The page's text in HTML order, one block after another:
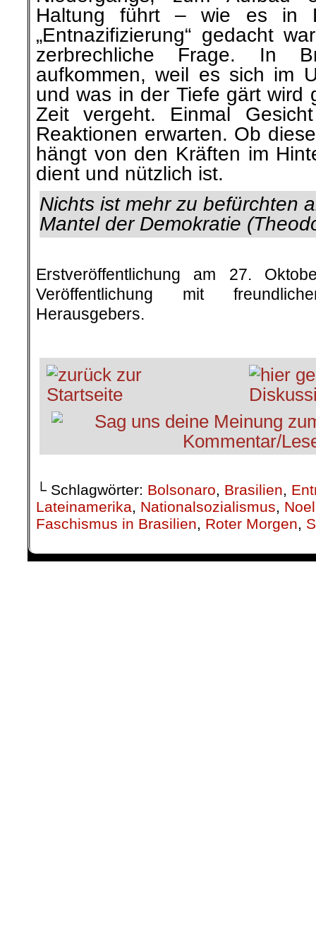
Haltung führt – wie es in
„Entnazifizierung“ gedacht
zerbrechliche Frage. In
aufkommen, weil es sich im
und was in der Tiefe gärt wird
Zeit vergeht. Einmal
Reaktionen erwarten. Ob
hängt von den Kräften im
dient und nützlich ist.
Nichts ist mehr zu befürchten
Mantel der Demokratie
Erstveröffentlichung am 27.
Veröffentlichung mit
Herausgebers.
└ Schlagwörter: Bolsonaro, Brasilien,
Lateinamerika, Nationalsozialismus,
Faschismus in Brasilien, Roter Morgen,